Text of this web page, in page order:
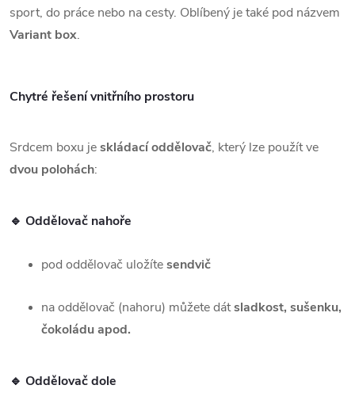
sport, do práce nebo na cesty. Oblíbený je také pod názvem
Variant box.
Chytré řešení vnitřního prostoru
Srdcem boxu jeskládací oddělovač, který lze použít ve
dvou polohách:
🔹 Oddělovač nahoře
pod oddělovač uložítesendvič
na oddělovač (nahoru) můžete dátsladkost, sušenku,
čokoládu apod.
🔹 Oddělovač dole